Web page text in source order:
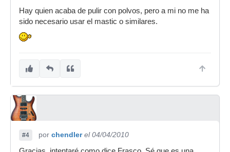
Hay quien acaba de pulir con polvos, pero a mi no me ha
sido necesario usar el mastic o similares.
#4 por chendler el 04/04/2010